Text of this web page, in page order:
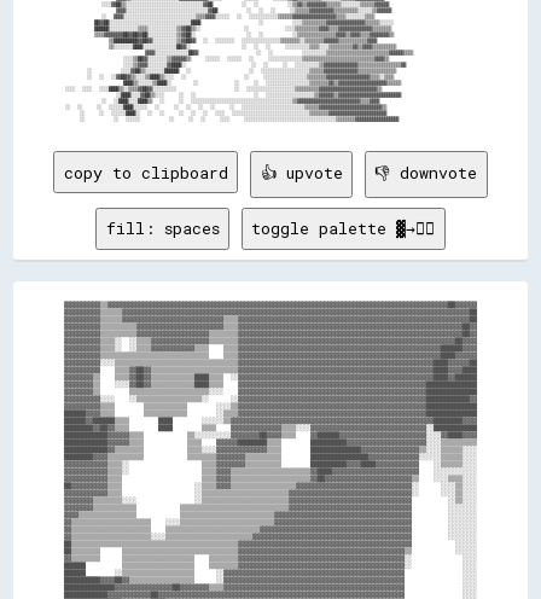
copy to clipboard 👍 upvote 👎 downvote
fill: spaces toggle palette ▓→✊🏽
▓▓▓▓▓▓▓▓▓▓▒▒▓▓▓▓▓▓▓▓▓▓▓▓▓▓▓▓▓▓▓▓▓▓▓▓▓▓▓▓▓▓▓▓▓▓▓▓▓▓▓▓▓▓▓▓▓▓▓▓▓▓▓▓▓▓▓▓▓▓▓▓▓▓▓▓▓▓▓▓▓▓▓▓▓▓▓▓▓▓▓▓▓▓▓▓▓▓▓▓▓▓▓▓▓▓██▓▓▓▓▓▓
▓▓▓▓▓▓▓▓▓▓▒▒▒▒▒▒▓▓▓▓▓▓▓▓▓▓▓▓▓▓▓▓▓▓▓▓▓▓▓▓▓▓▓▓▓▓▓▓▓▓▓▓▓▓▓▓▓▓▓▓▓▓▓▓▓▓▓▓▓▓▓▓▓▓▓▓▓▓▓▓▓▓▓▓▓▓▓▓▓▓▓▓▓▓▓▓▓▓▓▓▓▓▓▓▓▓▓▓▓▓▓▓██
▓▓▓▓▓▓▓▓▓▓▒▒▒▒▒▒▓▓▓▓▓▓▓▓▓▓▓▓▓▓▓▓▓▓▓▓▓▓▓▓▓▓▓▓▒▒▒▒▓▓▓▓▓▓▓▓▓▓▓▓▓▓▓▓▓▓▓▓▓▓▓▓▓▓▓▓▓▓▓▓▓▓▓▓▓▓▓▓▓▓▓▓▓▓▓▓▓▓▓▓▓▓▓▓▓▓▓▓▓▓▓▓██
▓▓▓▓▓▓▓▓▓▓▒▒▒▒▒▒▒▒▒▒▓▓▓▓▓▓▓▓▓▓▓▓▓▓▓▓▓▓▓▓▓▓▓▓▒▒▒▒▓▓▓▓▓▓▓▓▓▓▓▓▓▓▓▓▓▓▓▓▓▓▓▓▓▓▓▓▓▓▓▓▓▓▓▓▓▓▓▓▓▓▓▓▓▓▓▓▓▓▓▓▓▓▓▓▓▓▓▓▓▓██▓▓
▓▓▓▓▓▓▓▓▓▓▒▒▒▒▒▒▒▒▒▒▓▓▓▓▓▓▓▓▓▓▓▓▓▓▓▓▓▓▓▓▒▒▒▒▒▒▒▒▓▓▓▓▓▓▓▓▓▓▓▓▓▓▓▓▓▓▓▓▓▓▓▓▓▓▓▓▓▓▓▓▓▓▓▓▓▓▓▓▓▓▓▓▓▓▓▓▓▓▓▓▓▓▓▓▓▓▓▓▓▓██▓▓
▓▓▓▓▓▓▓▓▓▓▒▒▒▒░░  ░░▒▒▒▒▓▓▓▓▓▓▓▓▓▓▓▓▓▓▓▓▒▒▒▒▒▒▒▒▓▓▓▓▓▓▓▓▓▓▓▓▓▓▓▓▓▓▓▓▓▓▓▓▓▓▓▓▓▓▓▓▓▓▓▓▓▓▓▓▓▓▓▓▓▓▓▓▓▓▓▓▓▓▓▓▓▓▓▓██▓▓▓▓
▓▓▓▓▓▓▓▓▓▓▒▒▒▒░░  ░░▒▒▒▒▓▓▓▓▓▓▓▓▓▓▓▓▒▒▒▒    ▒▒▒▒▓▓▓▓▓▓▓▓▓▓▓▓▓▓▓▓▓▓▓▓▓▓▓▓▓▓▓▓▓▓▓▓▓▓▓▓▓▓▓▓▓▓▓▓▓▓▓▓▓▓▓▓▓▓▓▓██████▓▓▓▓
▓▓▓▓▓▓▓▓▓▓▒▒▒▒▒▒▒▒▒▒▒▒▒▒▒▒▒▒▒▒▒▒▒▒▒▒▒▒▒▒    ▒▒▒▒▓▓▓▓▓▓▓▓▓▓▓▓▓▓▓▓▓▓▓▓▓▓▓▓▓▓▓▓▓▓▓▓▓▓▓▓▓▓▓▓▓▓▓▓▓▓▓▓▓▓▓▓▓▓▓▓████▓▓▓▓▓▓
▓▓▓▓▓▓▓▓▓▓░░░░▒▒▒▒▒▒▒▒▒▒▒▒▒▒▒▒▒▒▒▒▒▒▒▒▒▒▒▒▒▒▒▒▒▒▓▓▓▓▓▓▓▓▓▓▓▓▓▓▓▓▓▓▓▓▓▓▓▓▓▓▓▓▓▓▓▓▓▓▓▓▓▓▓▓▓▓▓▓▓▓▓▓▓▓▓▓▓▓████▓▓▓▓▓▓██
▓▓▓▓▓▓▓▓▓▓    ▒▒▒▒▓▓██▓▓▒▒▒▒▒▒▒▒▒▒▒▒▒▒▒▒▒▒▒▒▒▒▒▒▓▓▓▓▓▓▓▓▓▓▓▓▓▓▓▓▓▓▓▓▓▓▓▓▓▓▓▓▓▓▓▓▓▓▓▓▓▓▓▓▓▓▓▓▓▓▓▓▓▓▓▓▓▓████▓▓▓▓████
▓▓▓▓▓▓▓▓▒▒    ▒▒▒▒▓▓██▓▓▒▒▒▒▒▒▒▒▒▒▒▒████▒▒▒▒  ░░▓▓▓▓▓▓▓▓▓▓▓▓▓▓▓▓▓▓▓▓▓▓▓▓▓▓▓▓▓▓▓▓▓▓▓▓▓▓▓▓▓▓▓▓▓▓▓▓▓▓▓▓▓▓████▓▓██████
▓▓▓▓▓▓▓▓▒▒    ░░░░▓▓██▓▓▒▒▒▒▒▒▒▒▒▒▒▒████▒▒▒▒    ▓▓▓▓▓▓▓▓▓▓▓▓▓▓▓▓▓▓▓▓▓▓▓▓▓▓▓▓▓▓▓▓▓▓▓▓▓▓▓▓▓▓▓▓▓▓▓▓▓▓▓▓██████████████
▓▓▓▓▓▓▓▓▒▒        ▒▒▒▒▒▒▒▒▒▒▒▒▒▒▒▒▒▒▒▒▒▒░░░░    ▓▓▓▓▓▓▓▓▓▓▓▓▓▓▓▓▓▓▓▓▓▓▓▓▓▓▓▓▓▓▓▓▓▓▓▓▓▓▓▓▓▓▓▓▓▓▓▓▓▓▓▓██████████████
▓▓▓▓▓▓▓▓▓▓░░░░    ░░▒▒▒▒▒▒▒▒▒▒▒▒▒▒▒▒▒▒░░      ░░▓▓▓▓▓▓▓▓▓▓▓▓▓▓▓▓▓▓▓▓▓▓▓▓▓▓▓▓▓▓▓▓▓▓▓▓▓▓▓▓▓▓▓▓▓▓▓▓▓▓▓▓████████████▓▓
▓▓▓▓▓▓▓▓▓▓▒▒▒▒        ▒▒▒▒▒▒▒▒▒▒▒▒        ░░░░▒▒▓▓▓▓▓▓▓▓▓▓▓▓▓▓▓▓▓▓▓▓▓▓▓▓▓▓▓▓▓▓▓▓▓▓▓▓▓▓▓▓▓▓▓▓▓▓▓▓▓▓▓▓██████████████
██████▓▓▓▓▒▒▒▒        ▒▒▒▒▒▒▒▒▒▒▒▒        ░░▒▒▒▒▓▓▓▓▓▓▓▓▓▓▓▓▓▓▓▓▓▓▓▓▓▓▓▓▓▓▓▓▓▓▓▓▓▓▓▓▓▓▓▓▓▓▓▓▓▓▓▓▓▓▓▓██████████████
██████▓▓██████▒▒▒▒        ████        ░░░░░░▒▒▓▓▓▓▓▓▓▓▓▓▓▓▓▓▓▓▓▓▓▓▓▓▓▓▓▓▓▓▓▓▓▓▓▓▓▓▓▓▓▓▓▓▓▓▓▓▓▓▓▓▓▓▓▓▓▓████████▓▓▓▓
████████▓▓██▓▓▒▒▒▒        ████        ▒▒▒▒    ▓▓▓▓▓▓▓▓▓▓▓▓▓▓▒▒▒▒░░░░▓▓▓▓▓▓▓▓▓▓▓▓▓▓▓▓▓▓▓▓▓▓▓▓▓▓▓▓▓▓▓▓░░████████████
████████████▓▓▓▓▓▓▒▒▒▒            ▒▒░░░░░░░░░░▓▓▓▓▓▓▓▓██▓▓▓▓▒▒▒▒    ▓▓██████▓▓▓▓▓▓▓▓▓▓▓▓▓▓▓▓▓▓▓▓▓▓▓▓░░░░▓▓████▓▓▓▓
████████████▓▓▓▓▓▓▒▒▒▒            ▒▒▒▒    ▓▓▓▓▓▓████████▒▒▒▒        ██████████▓▓▓▓▓▓▓▓▓▓▓▓▓▓▓▓▓▓▓▓▓▓░░░░▒▒▒▒▒▒▒▒▒▒
████████████▓▓▒▒▒▒▒▒▒▒            ▒▒▒▒░░░░▓▓▓▓▓▓▓▓▓▓▓▓▓▓▒▒▒▒        ██████████████▓▓▓▓▓▓▓▓▓▓▓▓▓▓▓▓▒▒░░░░▒▒▒▒▒▒░░░░
████████▓▓▓▓▒▒▒▒▒▒▒▒▒▒            ▒▒▒▒▒▒▒▒▓▓▓▓▓▓▓▓▒▒▒▒▒▒▒▒▒▒        ████████████████▓▓▓▓▓▓▓▓▓▓▓▓▓▓░░░░░░▒▒▒▒▒▒░░░░
▓▓▓▓▓▓▓▓▓▓▓▓▒▒▒▒░░                    ▒▒▒▒▓▓▓▓▓▓▓▓▒▒▒▒▒▒▒▒▒▒        ██████████▓▓▓▓████▓▓▓▓▓▓▓▓▓▓▓▓    ░░▒▒▒▒▒▒░░░░
▓▓▓▓▓▓▓▓▓▓▓▓▒▒▒▒░░                    ▒▒▒▒▓▓▓▓▒▒▒▒▒▒▒▒▒▒▒▒▒▒▒▒▒▒▒▒▒▒▓▓████▓▓▓▓▓▓▓▓▓▓▓▓▓▓▓▓▓▓▓▓▓▓▓▓    ░░░░░░░░░░░░
▓▓▓▓▓▓▓▓▓▓▓▓▒▒▒▒                      ▒▒▒▒▓▓▓▓▒▒▒▒▒▒▒▒▒▒▒▒▒▒▒▒▒▒▒▒▒▒▓▓██▓▓▓▓▓▓▓▓▓▓▓▓▓▓▓▓▓▓▓▓▓▓▓▓▒▒    ░░░░▒▒▒▒░░░░
██▓▓▓▓▓▓▓▓▓▓▒▒▒▒                    ░░▒▒▒▒▓▓▓▓▒▒▒▒▒▒▒▒▒▒▒▒▒▒▒▒▒▒▓▓▓▓▓▓▓▓▓▓▓▓▓▓▓▓▓▓▓▓▓▓▓▓▓▓▓▓▓▓▓▓░░      ░░░░▒▒░░░░
▓▓▓▓▓▓▓▓▓▓▓▓▒▒▒▒                    ░░▒▒▒▒▒▒▒▒▒▒▒▒▒▒▒▒▒▒▒▒▒▒▒▒▓▓▓▓▓▓▓▓▓▓▓▓▓▓▓▓▓▓▓▓▓▓▓▓▓▓▓▓▓▓▓▓▓▓░░      ░░░░▒▒░░░░
▓▓▓▓▓▓▓▓▒▒▒▒▒▒▒▒░░░░                ░░▒▒▒▒▒▒▒▒▒▒▒▒▒▒▒▒▒▒▒▒▒▒▒▒▓▓▓▓▓▓▓▓▓▓▓▓▓▓▓▓▓▓▓▓▓▓▓▓▓▓▓▓▓▓▓▓▓▓          ░░▒▒░░░░
▓▓▓▓▓▓▓▓▒▒▒▒▒▒▒▒▒▒▒▒            ▒▒▒▒▒▒▒▒▒▒▒▒▒▒▒▒▒▒▒▒▒▒▒▒▒▒▒▒▒▒▓▓▓▓▓▓▓▓▓▓▓▓▓▓▓▓▓▓▓▓▓▓▓▓▓▓▓▓▓▓▓▓▓▓          ░░░░░░░░
▓▓▓▓▒▒▒▒▒▒▒▒▒▒▒▒▒▒▒▒            ▒▒▒▒▒▒▒▒▒▒▒▒▒▒▒▒▒▒▒▒▒▒▒▒▒▒▓▓▓▓▓▓▓▓▓▓▓▓▓▓▓▓▓▓▓▓▓▓▓▓▓▓▓▓▓▓▓▓▓▓▓▓▓▓          ░░░░░░░░
▓▓▒▒▒▒▒▒▒▒▒▒▒▒▒▒▒▒▒▒▒▒▒▒    ░░░░▒▒▒▒▒▒▒▒▒▒▒▒▒▒▒▒▒▒▒▒▒▒▒▒▒▒▓▓▓▓▓▓▓▓▓▓▓▓▓▓▓▓▓▓▓▓▓▓▓▓▓▓▓▓▓▓▓▓▓▓▓▓▓▓          ░░░░░░░░
▓▓▒▒▒▒▒▒▒▒▒▒▒▒▒▒▒▒▒▒▒▒▒▒    ▒▒▒▒▒▒▒▒▒▒▒▒▒▒▒▒▒▒▒▒▒▒▒▒▒▒▓▓▓▓▓▓▓▓▓▓▓▓▓▓▓▓▓▓▓▓▓▓▓▓▓▓▓▓▓▓▓▓▓▓▓▓▓▓▓▓▓▓          ░░░░░░░░
▓▓▒▒▒▒▒▒▒▒▒▒▒▒▒▒▒▒▒▒▒▒▒▒░░░░▒▒▒▒▒▒▒▒▒▒▒▒▒▒▒▒▒▒▒▒▒▒▒▒▓▓▓▓▓▓▓▓▓▓▓▓▓▓▓▓▓▓▓▓▓▓▓▓▓▓▓▓▓▓▓▓▓▓▓▓▓▓▓▓▓▓▓▓          ░░░░░░░░
██▒▒▒▒▒▒▒▒▒▒▒▒▒▒▒▒▒▒▒▒▒▒▒▒▒▒▒▒▒▒▒▒▒▒▒▒▒▒▒▒▒▒▒▒▒▒▓▓▓▓▓▓▓▓▓▓▓▓▓▓▓▓▓▓▓▓▓▓▓▓▓▓▓▓▓▓▓▓▓▓▓▓▓▓▓▓▓▓▓▓▓▓▓▓            ░░░░░░
██▒▒▒▒▒▒▒▒      ▒▒▒▒▒▒▒▒▒▒▒▒▒▒▒▒▒▒▒▒▒▒▒▒▒▒▒▒▒▒▒▒▓▓▓▓▓▓▓▓▓▓▓▓▓▓▓▓▓▓▓▓▓▓▓▓▓▓▓▓▓▓▓▓▓▓▓▓▓▓▓▓▓▓▓▓▓▓▒▒            ░░░░░░
▓▓▒▒▒▒▒▒▒▒      ▒▒▒▒▒▒▒▒▒▒▒▒▒▒▒▒▒▒▒▒    ▒▒▒▒▒▒▒▒▓▓▓▓▓▓▓▓▓▓▓▓▓▓▓▓▓▓▓▓▓▓▓▓▓▓▓▓▓▓▓▓▓▓▓▓▓▓▓▓▓▓▓▓▓▓░░              ░░░░
██████          ▒▒▒▒▒▒▒▒▒▒▒▒▒▒▒▒▒▒▒▒    ▒▒▒▒▒▒▒▒▓▓▓▓▓▓▓▓▓▓▓▓▓▓▓▓▓▓▓▓▓▓▓▓▓▓▓▓▓▓▓▓▓▓▓▓▓▓▓▓▓▓▓▓▓▓░░              ░░░░
██████        ░░▒▒▒▒▒▒▒▒▒▒▒▒▒▒▒▒▒▒▒▒      ░░▓▓▓▓▓▓▓▓▓▓▓▓▓▓▓▓▓▓▓▓▓▓▓▓▓▓▓▓▓▓▓▓▓▓▓▓▓▓▓▓▓▓▓▓▓▓▓▓▓▓                ░░░░
██████████▓▓▓▓██▓▓▒▒▒▒▒▒▒▒▒▒▒▒▒▒▒▒▒▒      ░░▓▓▓▓▓▓▓▓▓▓▓▓▓▓▓▓▓▓▓▓▓▓▓▓▓▓▓▓▓▓▓▓▓▓▓▓▓▓▓▓▓▓▓▓▓▓▓▓▓▓                ░░░░
██████████████▓▓▓▓▓▓▓▓▓▓▓▓▓▓▓▓██▓▓▓▓▓▓▓▓▒▒▒▒▓▓▓▓▓▓▓▓▓▓▓▓▓▓▓▓▓▓▓▓▓▓▓▓▓▓▓▓▓▓▓▓▓▓▓▓▓▓▓▓▓▓▓▓▓▓▓▓▓▓                ░░░░
████████████▓▓▓▓▓▓▓▓▓▓▓▓██▓▓▓▓▓▓▓▓▓▓▓▓▓▓▓▓▓▓▓▓▓▓▓▓▓▓▓▓▓▓▓▓▓▓▓▓▓▓▓▓▓▓▓▓▓▓▓▓▓▓▓▓▓▓▓▓▓▓▓▓▓▓▓▓▓▓▓▓                ░░░░